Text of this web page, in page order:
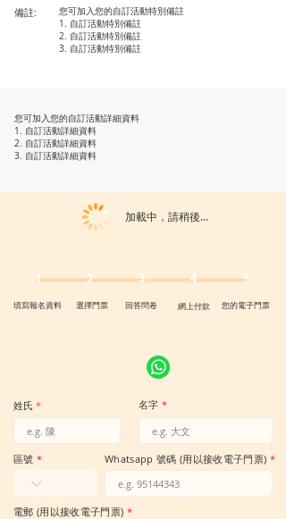
備註:
您可加入您的自訂活動特別備註
1. 自訂活動特別備註
2. 自訂活動特別備註
3. 自訂活動特別備註
您可加入您的自訂活動詳細資料
1. 自訂活動詳細資料
2. 自訂活動詳細資料
3. 自訂活動詳細資料
加載中，請稍後...
1 2 3 4 5
填寫報名資料 選擇門票 回答問卷 網上付款 您的電子門票
姓氏 * 名字 *
區號 * Whatsapp 號碼 (用以接收電子門票) *
電郵 (用以接收電子門票) *